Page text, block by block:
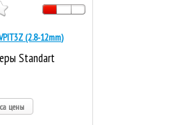
(2.8-12mm)
Standart
цены